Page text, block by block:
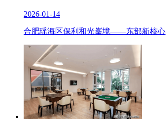
2026-01-14
合肥瑶海区保利和光峯境——东部新核心